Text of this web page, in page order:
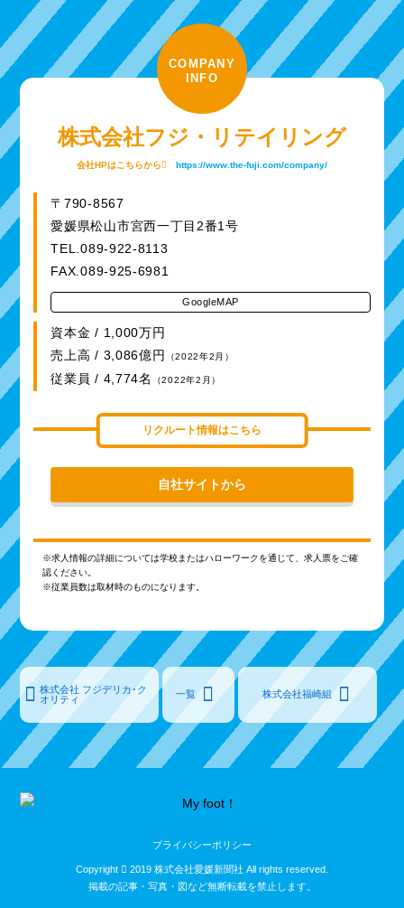
COMPANY
INFO
株式会社フジ・リテイリング
会社HPはこちらから https://www.the-fuji.com/company/
〒790-8567
愛媛県松山市宮西一丁目2番1号
TEL.089-922-8113
FAX.089-925-6981
GoogleMAP
資本金 / 1,000万円
売上高 / 3,086億円
（2022年2月）
従業員 / 4,774名 （2022年2月）
リクルート情報はこちら
自社サイトから
※求人情報の詳細については学校またはハローワークを通じて、求人票をご確
認ください。
※従業員数は取材時のものになります。
株式会社 フジデリカ･ク
オリティ
一覧 株式会社福崎組
プライバシーポリシー
Copyright
2019 株式会社愛媛新聞社 All rights reserved.
掲載の記事・写真・図など無断転載を禁止します。